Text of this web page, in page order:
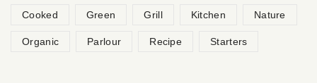
Cooked Green Grill Kitchen Nature
Organic Parlour Recipe Starters